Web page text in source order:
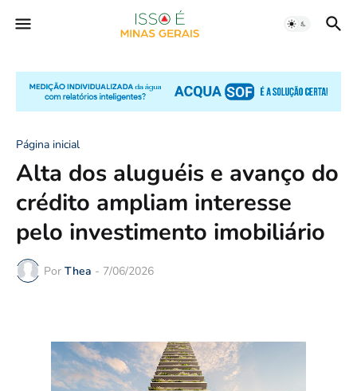
Página inicial
Alta dos aluguéis e avanço do
crédito ampliam interesse
pelo investimento imobiliário
Por Thea - 7/06/2026